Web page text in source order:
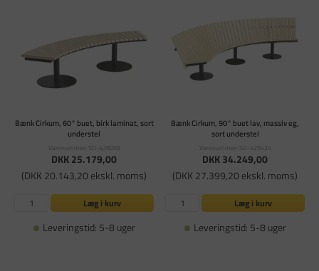
Bænk Cirkum, 60° buet, birk laminat, sort
understel
Varenummer: SD-426099
DKK 25.179,00
(DKK 20.143,20 ekskl. moms)
Læg i kurv
Leveringstid: 5-8 uger
Bænk Cirkum, 90° buet lav, massiv eg,
sort understel
Varenummer: SD-425424
DKK 34.249,00
(DKK 27.399,20 ekskl. moms)
Læg i kurv
Leveringstid: 5-8 uger